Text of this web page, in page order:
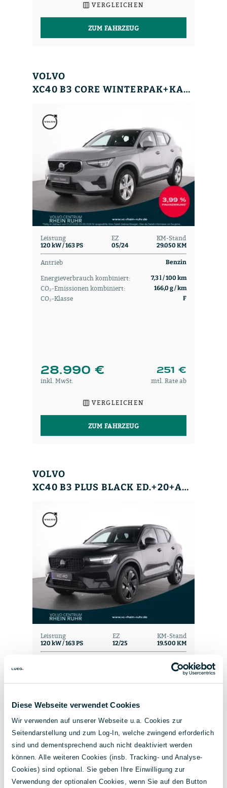
Diese Webseite verwendet Cookies
Wir verwenden auf unserer Webseite u.a. Cookies zur
Seitendarstellung und zum Log-In, welche zwingend erforderlich
sind und dementsprechend auch nicht deaktiviert werden
können. Alle weiteren Cookies (insb. Tracking- und Analyse-
Cookies) sind optional. Sie geben Ihre Einwilligung zur
Verwendung der optionalen Cookies, wenn Sie auf den Button
VERGLEICHEN
ZUM FAHRZEUG
VOLVO
XC40 B3 CORE WINTERPAK+KAMERA+NAVI+LED+LM18+DAB
Leistung
120 kW / 163 PS
EZ
05/24
KM-Stand
29.050 KM
Antrieb Benzin
Energieverbrauch kombiniert: 7,3 l / 100 km
CO₂-Emissionen kombiniert: 166,0 g / km
CO₂-Klasse F
28.990 € 251 €
inkl. MwSt. mtl. Rate ab
VERGLEICHEN
ZUM FAHRZEUG
VOLVO
XC40 B3 PLUS BLACK ED.+20+ACC+BLIS+HK+MEMORY
Leistung
120 kW / 163 PS
EZ
12/25
KM-Stand
19.500 KM
7,2 l / 100 km
39.990 € 347 €
inkl. MwSt. mtl. Rate ab